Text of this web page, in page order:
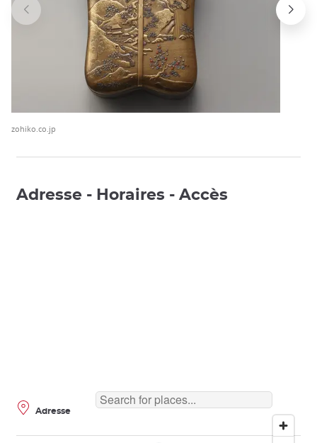
zohiko.co.jp
Adresse - Horaires - Accès
Adresse